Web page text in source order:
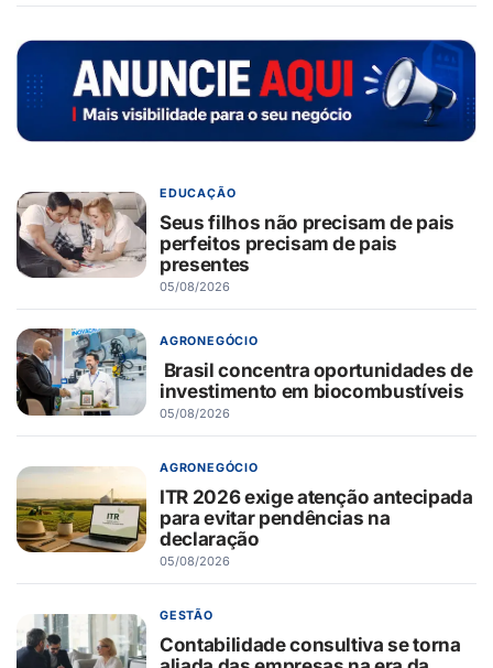
EDUCAÇÃO
Seus filhos não precisam de pais
perfeitos precisam de pais
presentes
05/08/2026
AGRONEGÓCIO
Brasil concentra oportunidades de
investimento em biocombustíveis
05/08/2026
AGRONEGÓCIO
ITR 2026 exige atenção antecipada
para evitar pendências na
declaração
05/08/2026
GESTÃO
Contabilidade consultiva se torna